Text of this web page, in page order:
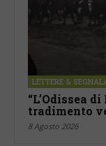
LETTERE &
“L’Odissea
tradimento
8 Agosto 2026